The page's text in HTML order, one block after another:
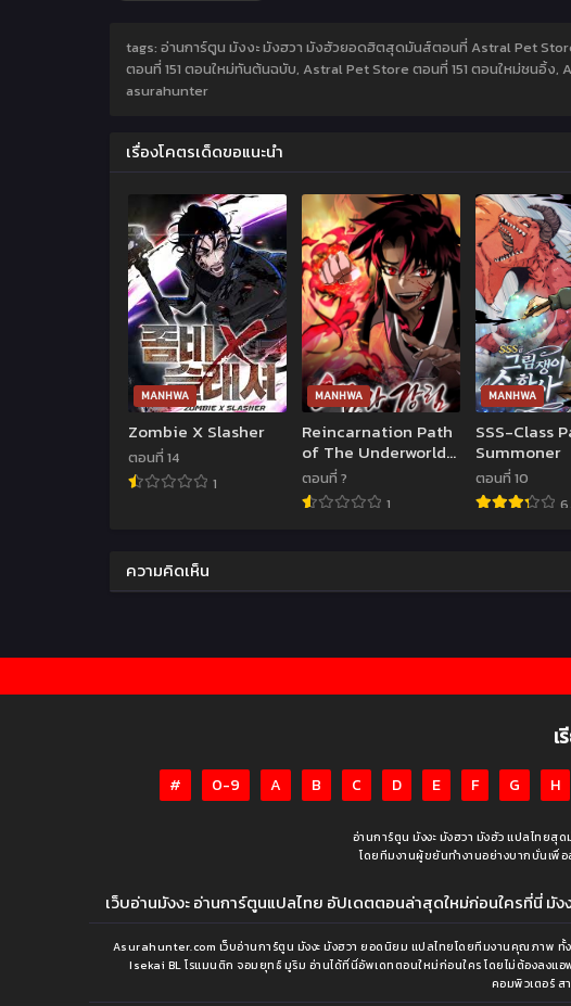
tags: อ่านการ์ตูน มังงะ มังฮวา มังฮัวยอดฮิตสุดมันส์ตอนที่ Astral Pet
ตอนที่ 151 ตอนใหม่ทันต้นฉบับ, Astral Pet Store ตอนที่ 151 ตอนใหม่ชนอิ้ง
asurahunter
เรื่องโคตรเด็ดขอแนะนำ
MANHWA
Zombie X Slasher
ตอนที่ 14
1
MANHWA
Reincarnation Path
of The Underworld
King
ตอนที่ ?
1
MANHWA
SSS-Class
Summoner
ตอนที่ 10
ความคิดเห็น
เ
# 0-9 A B C D E F G H
อ่านการ์ตูน มังงะ มังฮวา มังฮัว แปลไทย
โดยทีมงานผู้ขยันทำงานอย่างบากบั่นเพื่อ
เว็บอ่านมังงะ อ่านการ์ตูนแปลไทย อัปเดตตอนล่าสุดใหม่ก่อนใครที่นี่ มัง
Asurahunter.com เว็บอ่านการ์ตูน มังงะ มังฮวา ยอดนิยม แปลไทยโดยทีมงานคุณภาพ ทั้
Isekai BL โรแมนติก จอมยุทธ์ มูริม อ่านได้ที่นี่อัพเดทตอนใหม่ก่อนใคร โดยไม่ต้องลง
คอมพิวเตอร์ ส